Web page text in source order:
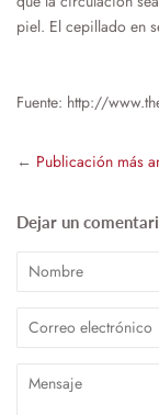
piel. El cepillado en
Fuente: http://
← Publicación más
Dejar un
Nombre
Correo
Mensaje